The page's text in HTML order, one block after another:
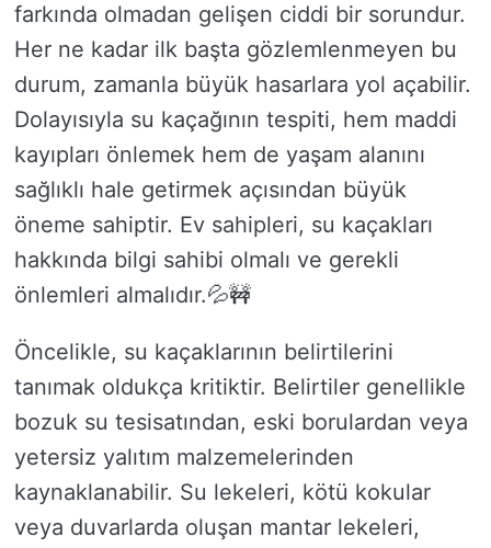
farkında olmadan gelişen ciddi bir sorundur.
Her ne kadar ilk başta gözlemlenmeyen bu
durum, zamanla büyük hasarlara yol açabilir.
Dolayısıyla su kaçağının tespiti, hem maddi
kayıpları önlemek hem de yaşam alanını
sağlıklı hale getirmek açısından büyük
öneme sahiptir. Ev sahipleri, su kaçakları
hakkında bilgi sahibi olmalı ve gerekli
önlemleri almalıdır.💦🚧
Öncelikle, su kaçaklarının belirtilerini
tanımak oldukça kritiktir. Belirtiler genellikle
bozuk su tesisatından, eski borulardan veya
yetersiz yalıtım malzemelerinden
kaynaklanabilir. Su lekeleri, kötü kokular
veya duvarlarda oluşan mantar lekeleri,